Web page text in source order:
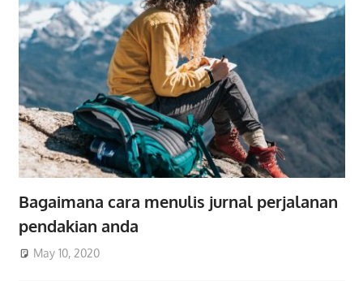
Bagaimana cara menulis jurnal perjalanan
pendakian anda
May 10, 2020